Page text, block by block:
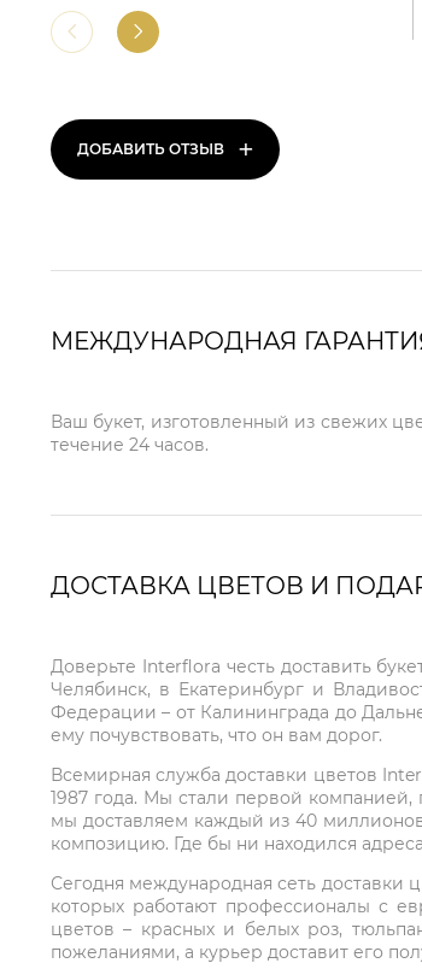
ДОБАВИТЬ ОТЗЫВ +
МЕЖДУНАРОДНАЯ ГАРАНТИЯ
Ваш букет, изготовленный из свежих
течение 24 часов.
ДОСТАВКА ЦВЕТОВ И
Доверьте Interflora честь доставить
Челябинск, в Екатеринбург и
Федерации – от Калининграда до
ему почувствовать, что он вам дорог.
Всемирная служба доставки цветов
1987 года. Мы стали первой
мы доставляем каждый из 40
композицию. Где бы ни находился
Сегодня международная сеть доставки
которых работают профессионалы с
цветов – красных и белых роз,
пожеланиями, а курьер доставит его